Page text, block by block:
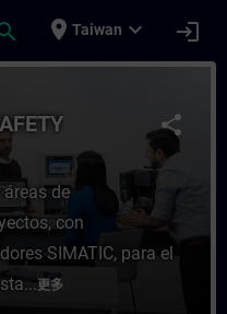
place Taiwan expand_more login
SAFETY - 培
share
de
con
SIMATIC, para el
更多